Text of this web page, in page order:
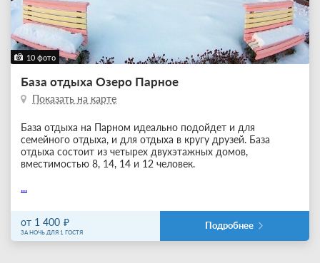
10 фото
База отдыха Озеро Парное
Показать на карте
База отдыха на Парном идеально подойдет и для
семейного отдыха, и для отдыха в кругу друзей. База
отдыха состоит из четырех двухэтажных домов,
вместимостью 8, 14, 14 и 12 человек.
...
от 1 400
ЗА НОЧЬ ДЛЯ 1 ГОСТЯ
Подробнее